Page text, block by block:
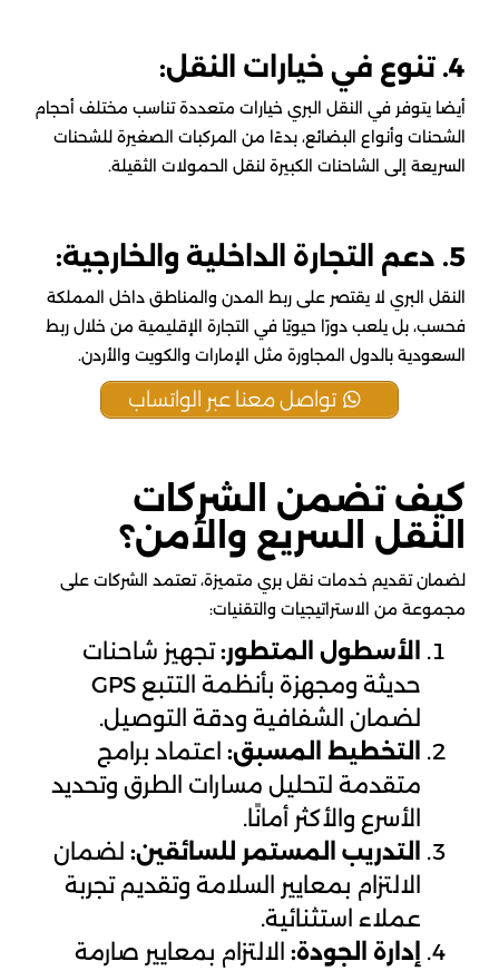
4. تنوع في خيارات النقل:
أيضا يتوفر في النقل البري خيارات متعددة تناسب مختلف أحجام
الشحنات وأنواع البضائع، بدءًا من المركبات الصغيرة للشحنات
السريعة إلى الشاحنات الكبيرة لنقل الحمولات الثقيلة.
5. دعم التجارة الداخلية والخارجية:
النقل البري لا يقتصر على ربط المدن والمناطق داخل المملكة
فحسب، بل يلعب دورًا حيويًا في التجارة الإقليمية من خلال ربط
السعودية بالدول المجاورة مثل الإمارات والكويت والأردن.
تواصل معنا عبر الواتساب
كيف تضمن الشركات
النقل السريع والآمن؟
لضمان تقديم خدمات نقل بري متميزة، تعتمد الشركات على
مجموعة من الاستراتيجيات والتقنيات:
الأسطول المتطور:تجهيز شاحنات
حديثة ومجهزة بأنظمة التتبع GPS
لضمان الشفافية ودقة التوصيل.
التخطيط المسبق: اعتماد برامج
متقدمة لتحليل مسارات الطرق وتحديد
الأسرع والأكثر أمانًا.
التدريب المستمر للسائقين: لضمان
الالتزام بمعايير السلامة وتقديم تجربة
عملاء استثنائية.
إدارة الجودة: الالتزام بمعايير صارمة